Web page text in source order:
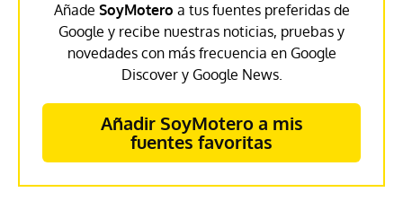
Añade SoyMotero a tus fuentes preferidas de
Google y recibe nuestras noticias, pruebas y
novedades con más frecuencia en Google
Discover y Google News.
Añadir SoyMotero a mis
fuentes favoritas